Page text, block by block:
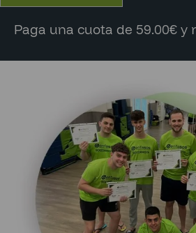
Paga una cuota de 59.00€ y